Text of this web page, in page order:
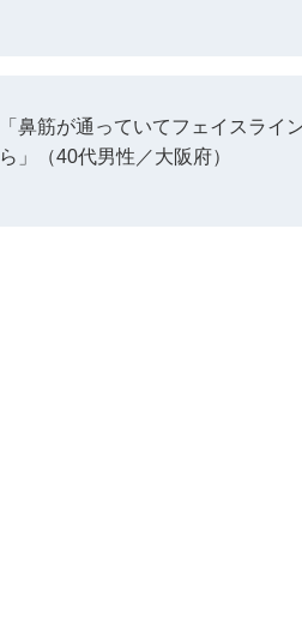
「鼻筋が通っていてフェイスラ
ら」（40代男性／大阪府）